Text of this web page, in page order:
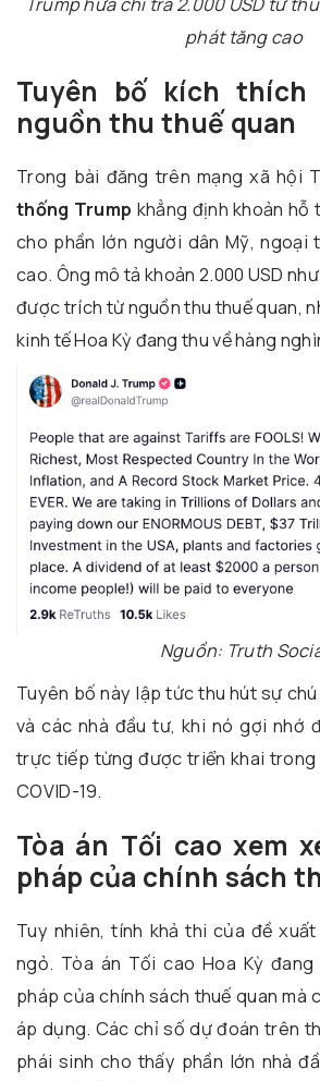
phát tăng cao
Tuyên bố kích
nguồn thu thuế quan
Trong bài đăng trên mạng xã hội
thống Trump khẳng định khoản
cho phần lớn người dân Mỹ, ngoại
cao. Ông mô tả khoản 2.000 USD
được trích từ nguồn thu thuế quan,
kinh tế Hoa Kỳ đang thu về hàng
Nguồn: Truth
Tuyên bố này lập tức thu hút sự
và các nhà đầu tư, khi nó gợi nhớ
trực tiếp từng được triển khai
COVID-19.
Tòa án Tối cao xem
pháp của chính sách
Tuy nhiên, tính khả thi của đề
ngỏ. Tòa án Tối cao Hoa Kỳ
pháp của chính sách thuế quan mà
áp dụng. Các chỉ số dự đoán trên
phái sinh cho thấy phần lớn nhà